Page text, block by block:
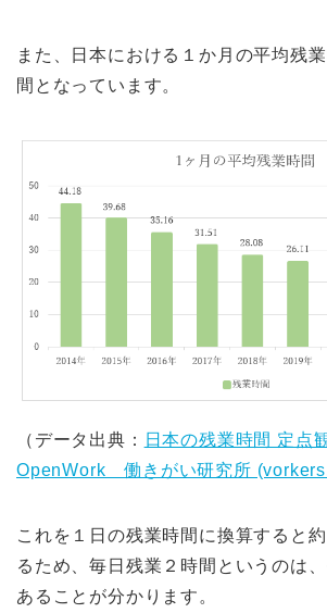
また、日本における１か月の平均残
間となっています。
（データ出典：
⽇本の残業時間 定点
OpenWork 働きがい研究所
これを１日の残業時間に換算すると
るため、毎日残業２時間というのは
あることが分かります。